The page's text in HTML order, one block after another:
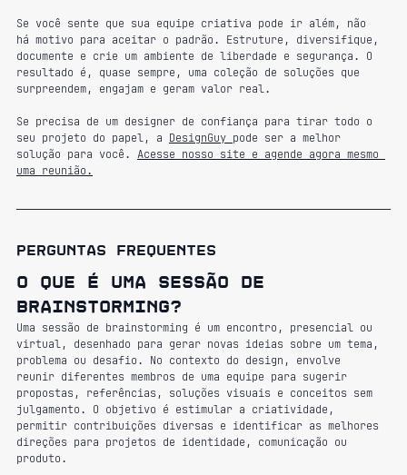
Se você sente que sua equipe criativa pode ir além, não
há motivo para aceitar o padrão. Estruture, diversifique,
documente e crie um ambiente de liberdade e segurança. O
resultado é, quase sempre, uma coleção de soluções que
surpreendem, engajam e geram valor real.
Se precisa de um designer de confiança para tirar todo o
seu projeto do papel, a DesignGuy pode ser a melhor
solução para você. Acesse nosso site e agende agora mesmo
uma reunião.
Perguntas frequentes
O que é uma sessão de
brainstorming?
Uma sessão de brainstorming é um encontro, presencial ou
virtual, desenhado para gerar novas ideias sobre um tema,
problema ou desafio. No contexto do design, envolve
reunir diferentes membros de uma equipe para sugerir
propostas, referências, soluções visuais e conceitos sem
julgamento. O objetivo é estimular a criatividade,
permitir contribuições diversas e identificar as melhores
direções para projetos de identidade, comunicação ou
produto.